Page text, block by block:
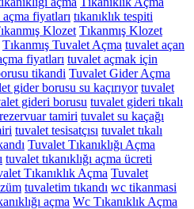
açma fiyatları tıkanıklık tespiti
Klozet Tıkanmış Klozet
Tıkanmış Tuvalet Açma tuvalet açan
fiyatları tuvalet açmak için
tikandi Tuvalet Gider Açma
gider borusu su kaçırıyor tuvalet
gideri borusu tuvalet gideri tıkalı
tamiri tuvalet su kaçağı
tuvalet tesisatçısı tuvalet tıkalı
Tuvalet Tıkanıklığı Açma
tuvalet tıkanıklığı açma ücreti
Tıkanıklık Açma Tuvalet
tuvaletim tıkandı wc tikanmasi
açma Wc Tıkanıklık Açma